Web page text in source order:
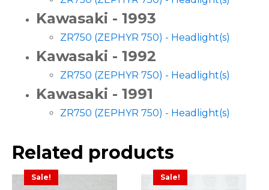
Kawasaki - 1993
ZR750 (ZEPHYR 750) - Headlight(s)
Kawasaki - 1992
ZR750 (ZEPHYR 750) - Headlight(s)
Kawasaki - 1991
ZR750 (ZEPHYR 750) - Headlight(s)
Related products
Sale! Sale!